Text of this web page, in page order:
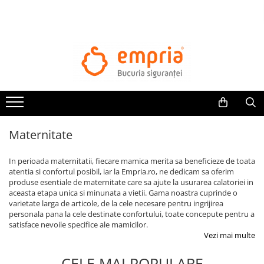
Bariere protectie pentru pat
Protectii mobilier
Protectie colturi mobila copii
Sigurante pentru sertare si usi
Sigurante geamuri si usi glisante
Kituri de siguranta pentru copii si
bebelusi
Maternitate
In perioada maternitatii, fiecare mamica merita sa beneficieze de toata
atentia si confortul posibil, iar la Empria.ro, ne dedicam sa oferim
produse esentiale de maternitate care sa ajute la usurarea calatoriei in
aceasta etapa unica si minunata a vietii. Gama noastra cuprinde o
varietate larga de articole, de la cele necesare pentru ingrijirea
personala pana la cele destinate confortului, toate concepute pentru a
satisface nevoile specifice ale mamicilor.
Vezi mai multe